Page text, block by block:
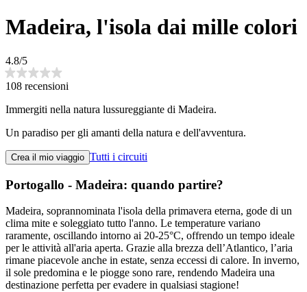
Madeira, l'isola dai mille colori
4.8/5
108 recensioni
Immergiti nella natura lussureggiante di Madeira.
Un paradiso per gli amanti della natura e dell'avventura.
Crea il mio viaggio Tutti i circuiti
Portogallo - Madeira: quando partire?
Madeira, soprannominata l'isola della primavera eterna, gode di un
clima mite e soleggiato tutto l'anno. Le temperature variano
raramente, oscillando intorno ai 20-25°C, offrendo un tempo ideale
per le attività all'aria aperta. Grazie alla brezza dell’Atlantico, l’aria
rimane piacevole anche in estate, senza eccessi di calore. In inverno,
il sole predomina e le piogge sono rare, rendendo Madeira una
destinazione perfetta per evadere in qualsiasi stagione!